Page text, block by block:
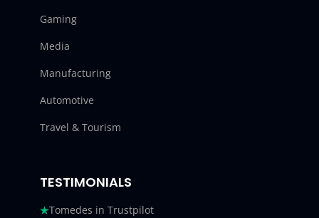
Gaming
Media
Manufacturing
Automotive
Travel & Tourism
TESTIMONIALS
Tomedes in Trustpilot